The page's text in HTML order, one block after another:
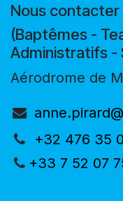
Nous contacter
(Baptêmes -
Administratifs -
Aérodrome de
+32 476 35
+33 7 52 07